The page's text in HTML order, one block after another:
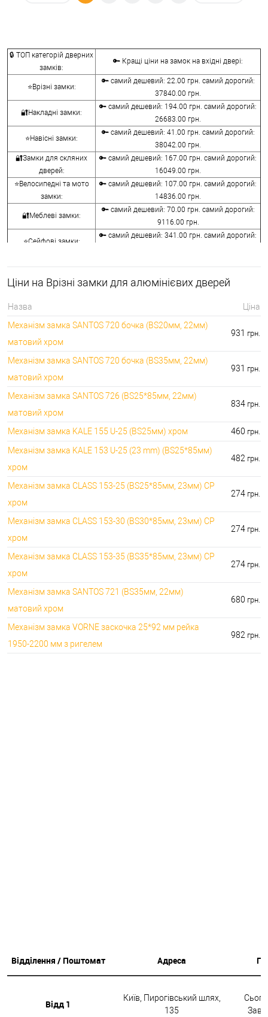
🔒 ТОП категорій дверних
замків:
🔑 Кращі ціни на замок на вхідні двері:
⭐Врізні замки:
🔑 самий дешевий: 22.00 грн. самий дорогий:
37840.00 грн.
🔐Накладні замки:
🔑 самий дешевий: 194.00 грн. самий дорогий:
26683.00 грн.
⭐Навісні замки:
🔑 самий дешевий: 41.00 грн. самий дорогий:
38042.00 грн.
🔐Замки для скляних
дверей:
🔑 самий дешевий: 167.00 грн. самий дорогий:
16049.00 грн.
⭐Велосипедні та мото
замки:
🔑 самий дешевий: 107.00 грн. самий дорогий:
14836.00 грн.
🔐Меблеві замки:
🔑 самий дешевий: 70.00 грн. самий дорогий:
9116.00 грн.
⭐Сейфові замки:
🔑 самий дешевий: 341.00 грн. самий дорогий:
🔐Кодові замки:
⭐Протипожежна
🔑 самий дешевий: 290.00 грн. самий дорогий:
🔐Замки для ролетів:
🔑 самий дешевий: 600.00 грн. самий дорогий:
660.00 грн.
Ціни на Врізні замки для алюмінієвих дверей
Назва
Ціна
Механізм замка SANTOS 720 бочка (BS20мм, 22мм)
матовий хром
931 грн.
Механізм замка SANTOS 720 бочка (BS35мм, 22мм)
матовий хром
931 грн.
Механізм замка SANTOS 726 (BS25*85мм, 22мм)
матовий хром
834 грн.
Механізм замка KALE 155 U-25 (BS25мм) хром 460 грн.
Механізм замка KALE 153 U-25 (23 mm) (BS25*85мм)
хром
482 грн.
Механізм замка CLASS 153-25 (BS25*85мм, 23мм) CP
хром
274 грн.
Механізм замка CLASS 153-30 (BS30*85мм, 23мм) CP
хром
274 грн.
Механізм замка CLASS 153-35 (BS35*85мм, 23мм) CP
хром
274 грн.
Механізм замка SANTOS 721 (BS35мм, 22мм)
матовий хром
680 грн.
Механізм замка VORNE заскочка 25*92 мм рейка
1950-2200 мм з ригелем
982 грн.
Відділення / Поштомат Адреса
Відд 1
Київ, Пирогівський шлях,
135